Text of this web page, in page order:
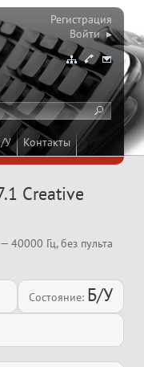
У Контакты
Регистрация
Войти ▸
Creative
40000 Гц, без пульта
Состояние: Б/У